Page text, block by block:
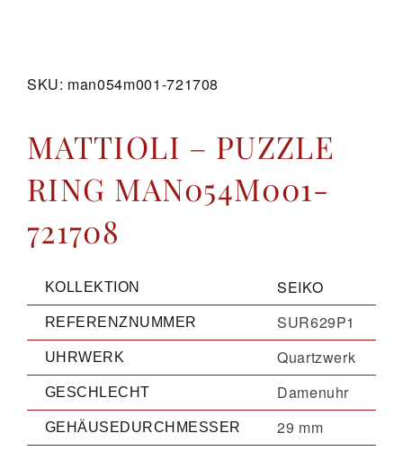
SKU: man054m001-721708
MATTIOLI – PUZZLE
RING MAN054M001-
721708
KOLLEKTION SEIKO
REFERENZNUMMER SUR629P1
UHRWERK Quartzwerk
GESCHLECHT Damenuhr
GEHÄUSEDURCHMESSER 29 mm